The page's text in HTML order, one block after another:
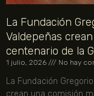
La Fundación
Valdepeñas
centenario de la
1 julio, 2026 No hay
La Fundación
crean una comisión